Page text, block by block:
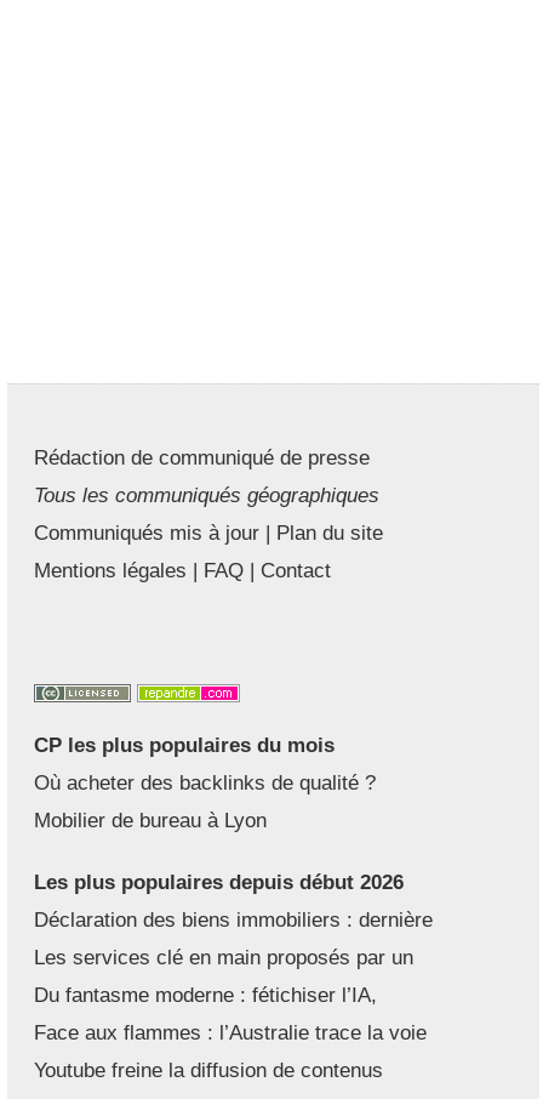
Rédaction de communiqué de presse
Tous les communiqués géographiques
Communiqués mis à jour | Plan du site
Mentions légales | FAQ | Contact
CP les plus populaires du mois
Où acheter des backlinks de qualité ?
Mobilier de bureau à Lyon
Les plus populaires depuis début 2026
Déclaration des biens immobiliers : dernière
Les services clé en main proposés par un
Du fantasme moderne : fétichiser l’IA,
Face aux flammes : l’Australie trace la voie
Youtube freine la diffusion de contenus